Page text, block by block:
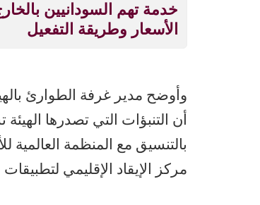
الأسعار وطريقة التفعيل
وأوضح مدير غرفة الطوارئ
أن التنبؤات التي تصدرها
بالتنسيق مع المنظمة العالمية
مركز الإيقاد الإقليمي لتطبيقات